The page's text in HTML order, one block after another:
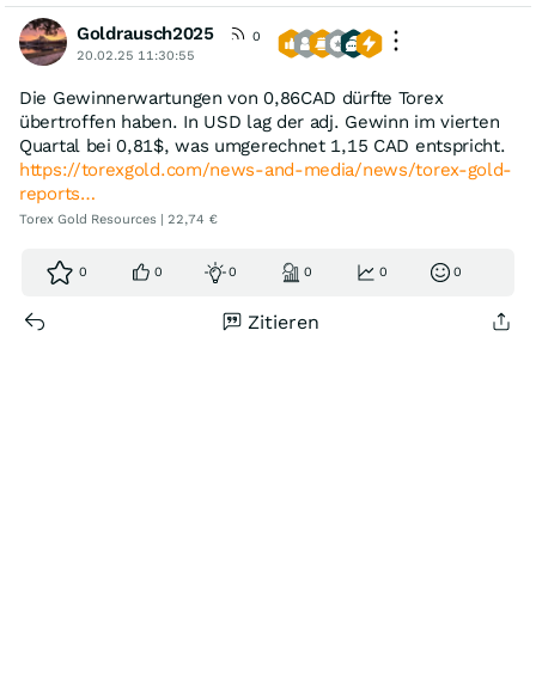
Goldrausch2025
0
20.02.25 11:30:55
Die Gewinnerwartungen von 0,86CAD dürfte Torex
übertroffen haben. In USD lag der adj. Gewinn im vierten
Quartal bei 0,81$, was umgerechnet 1,15 CAD entspricht.
https://torexgold.com/news-and-media/news/torex-gold-
reports…
Torex Gold Resources | 22,74 €
0 0 0 0 0 0
Zitieren